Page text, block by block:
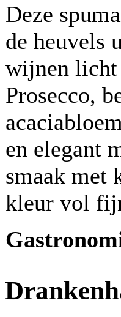
Deze
de heuvels
wijnen licht
Prosecco,
en elegant
smaak met
kleur vol